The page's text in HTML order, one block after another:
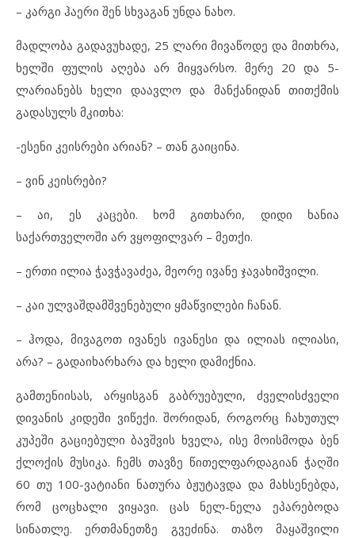
– კარგი ჰაერი შენ სხვაგან უნდა ნახო.
მადლობა გადავუხადე, 25 ლარი მივაწოდე და მითხრა,
ხელში ფულის აღება არ მიყვარსო. მერე 20 და 5-
ლარიანებს ხელი დაავლო და მანქანიდან თითქმის
გადასულს მკითხა:
-ესენი კეისრები არიან? – თან გაიცინა.
– ვინ კეისრები?
– აი, ეს კაცები. ხომ გითხარი, დიდი ხანია
საქართველოში არ ვყოფილვარ – მეთქი.
– ერთი ილია ჭავჭავაძეა, მეორე ივანე ჯავახიშვილი.
– კაი ულვაშდამშვენებული ყმაწვილები ჩანან.
– ჰოდა, მივაგოთ ივანეს ივანესი და ილიას ილიასი,
არა? – გადაიხარხარა და ხელი დამიქნია.
გამთენიისას, არყისგან გაბრუებული, ძველისძველი
დივანის კიდეში ვიწექი. შორიდან, როგორც ჩახუთულ
კუპეში გაციებული ბავშვის ხველა, ისე მოისმოდა ბენ
ქლოქის მუსიკა. ჩემს თავზე წითელფარდაგიან ჭაღში
60 თუ 100-ვატიანი ნათურა ბჟუტავდა და მახსენებდა,
რომ ცოცხალი ვიყავი. ცას ნელ-ნელა ეპარებოდა
სინათლე. ერთმანეთზე გვეძინა. თაზო მაყაშვილი